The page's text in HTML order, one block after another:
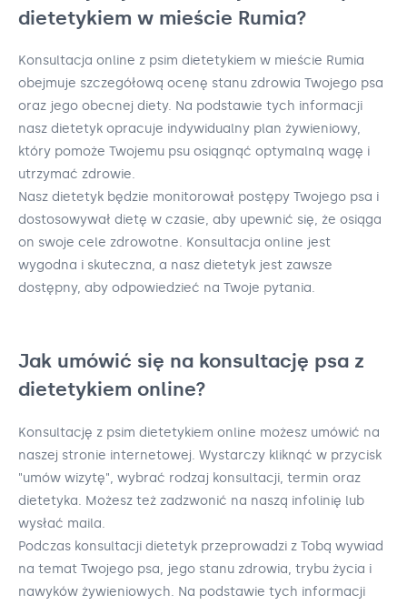
dietetykiem w mieście Rumia?
Konsultacja online z psim dietetykiem w mieście Rumia
obejmuje szczegółową ocenę stanu zdrowia Twojego psa
oraz jego obecnej diety. Na podstawie tych informacji
nasz dietetyk opracuje indywidualny plan żywieniowy,
który pomoże Twojemu psu osiągnąć optymalną wagę i
utrzymać zdrowie.
Nasz dietetyk będzie monitorował postępy Twojego psa i
dostosowywał dietę w czasie, aby upewnić się, że osiąga
on swoje cele zdrowotne. Konsultacja online jest
wygodna i skuteczna, a nasz dietetyk jest zawsze
dostępny, aby odpowiedzieć na Twoje pytania.
Jak umówić się na konsultację psa z
dietetykiem online?
Konsultację z psim dietetykiem online możesz umówić na
naszej stronie internetowej. Wystarczy kliknąć w przycisk
"umów wizytę", wybrać rodzaj konsultacji, termin oraz
dietetyka. Możesz też zadzwonić na naszą infolinię lub
wysłać maila.
Podczas konsultacji dietetyk przeprowadzi z Tobą wywiad
na temat Twojego psa, jego stanu zdrowia, trybu życia i
nawyków żywieniowych. Na podstawie tych informacji